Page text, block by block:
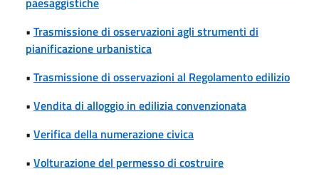
• Trasmissione di osservazioni agli strumenti di
pianificazione urbanistica
• Trasmissione di osservazioni al Regolamento edilizio
• Vendita di alloggio in edilizia convenzionata
• Verifica della numerazione civica
• Volturazione del permesso di costruire